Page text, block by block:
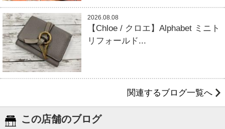
2026.08.08
【Chloe / クロエ】Alphabet ミニト
リフォールド...
関連するブログ一覧へ
この店舗のブログ